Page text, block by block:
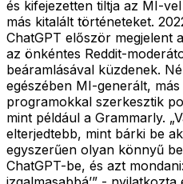
és kifejezetten tiltja az MI-
más kitalált történeteket.
ChatGPT először megjelent
az önkéntes Reddit-
beáramlásával küzdenek.
egészében MI-generált,
programokkal szerkesztik
mint például a Grammarly.
elterjedtebb, mint bárki be
egyszerűen olyan könnyű
ChatGPT-be, és azt